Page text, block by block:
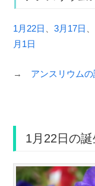
1月22日 3月17日
月1日
→ アンスリウム
1月22日の